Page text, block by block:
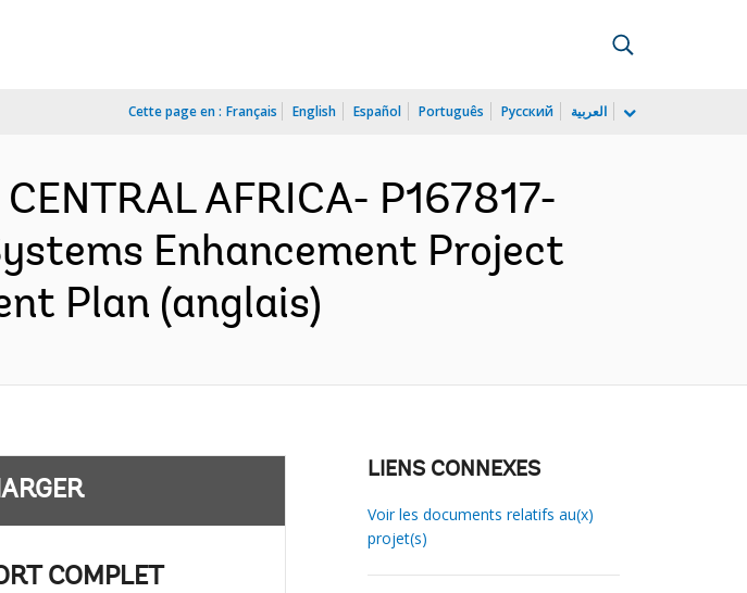
Cette page en : Français English Español Português Русский العربية
AFRICA- P167817-
Enhancement Project
Plan (anglais)
COMPLET
LIENS CONNEXES
Voir les documents relatifs au(x)
projet(s)